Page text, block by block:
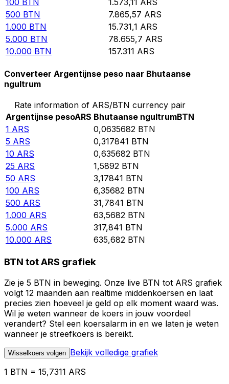
500 BTN 7.865,57 ARS
1.000 BTN 15.731,1 ARS
5.000 BTN 78.655,7 ARS
10.000 BTN 157.311 ARS
Converteer Argentijnse peso naar Bhutaanse
ngultrum
Rate information of ARS/BTN currency pair
Argentijnse pesoARS Bhutaanse ngultrumBTN
1 ARS 0,0635682 BTN
5 ARS 0,317841 BTN
10 ARS 0,635682 BTN
25 ARS 1,5892 BTN
50 ARS 3,17841 BTN
100 ARS 6,35682 BTN
500 ARS 31,7841 BTN
1.000 ARS 63,5682 BTN
5.000 ARS 317,841 BTN
10.000 ARS 635,682 BTN
BTN tot ARS grafiek
Zie je 5 BTN in beweging. Onze live BTN tot ARS grafiek
volgt 12 maanden aan realtime middenkoersen en laat
precies zien hoeveel je geld op elk moment waard was.
Wil je weten wanneer de koers in jouw voordeel
verandert? Stel een koersalarm in en we laten je weten
wanneer je streefkoers is bereikt.
Wisselkoers volgen Bekijk volledige grafiek
1 BTN = 15,7311 ARS